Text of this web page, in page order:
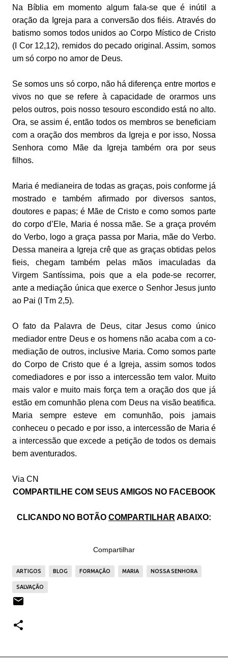
Na Bíblia em momento algum fala-se que é inútil a
oração da Igreja para a conversão dos fiéis. Através do
batismo somos todos unidos ao Corpo Místico de Cristo
(I Cor 12,12), remidos do pecado original. Assim, somos
um só corpo no amor de Deus.
Se somos uns só corpo, não há diferença entre mortos e
vivos no que se refere à capacidade de orarmos uns
pelos outros, pois nosso tesouro escondido está no alto.
Ora, se assim é, então todos os membros se beneficiam
com a oração dos membros da Igreja e por isso, Nossa
Senhora como Mãe da Igreja também ora por seus
filhos.
Maria é medianeira de todas as graças, pois conforme já
mostrado e também afirmado por diversos santos,
doutores e papas; é Mãe de Cristo e como somos parte
do corpo d’Ele, Maria é nossa mãe. Se a graça provém
do Verbo, logo a graça passa por Maria, mãe do Verbo.
Dessa maneira a Igreja crê que as graças obtidas pelos
fieis, chegam também pelas mãos imaculadas da
Virgem Santíssima, pois que a ela pode-se recorrer,
ante a mediação única que exerce o Senhor Jesus junto
ao Pai (I Tm 2,5).
O fato da Palavra de Deus, citar Jesus como único
mediador entre Deus e os homens não acaba com a co-
mediação de outros, inclusive Maria. Como somos parte
do Corpo de Cristo que é a Igreja, assim somos todos
comediadores e por isso a intercessão tem valor. Muito
mais valor e muito mais força tem a oração dos que já
estão em comunhão plena com Deus na visão beatifica.
Maria sempre esteve em comunhão, pois jamais
conheceu o pecado e por isso, a intercessão de Maria é
a intercessão que excede a petição de todos os demais
bem aventurados.
Via CN
COMPARTILHE COM SEUS AMIGOS NO FACEBOOK
CLICANDO NO BOTÃO COMPARTILHAR ABAIXO:
Compartilhar
ARTIGOS BLOG FORMAÇÃO MARIA NOSSA SENHORA
SALVAÇÃO